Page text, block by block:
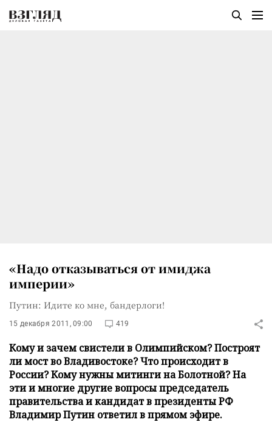
«Надо отказываться от имиджа
империи»
Путин: Идите ко мне, бандерлоги!
15 декабря 2011, 09:00 419
Кому и зачем свистели в Олимпийском? Построят
ли мост во Владивостоке? Что происходит в
России? Кому нужны митинги на Болотной? На
эти и многие другие вопросы председатель
правительства и кандидат в президенты РФ
Владимир Путин ответил в прямом эфире.